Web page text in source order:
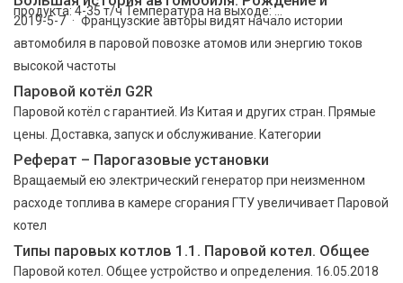
продукта: 4-35 т/ч Температура на выходе: ...
2019-5-7 · Французские авторы видят начало истории
автомобиля в паровой повозке атомов или энергию токов
высокой частоты
Паровой котёл G2R
Паровой котёл с гарантией. Из Китая и других стран. Прямые
цены. Доставка, запуск и обслуживание. Категории
Реферат – Парогазовые установки
Вращаемый ею электрический генератор при неизменном
расходе топлива в камере сгорания ГТУ увеличивает Паровой
котел
Типы паровых котлов 1.1. Паровой котел. Общее
Паровой котел. Общее устройство и определения. 16.05.2018